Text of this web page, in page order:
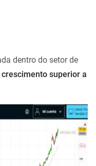
dentro do setor de
crescimento superior a